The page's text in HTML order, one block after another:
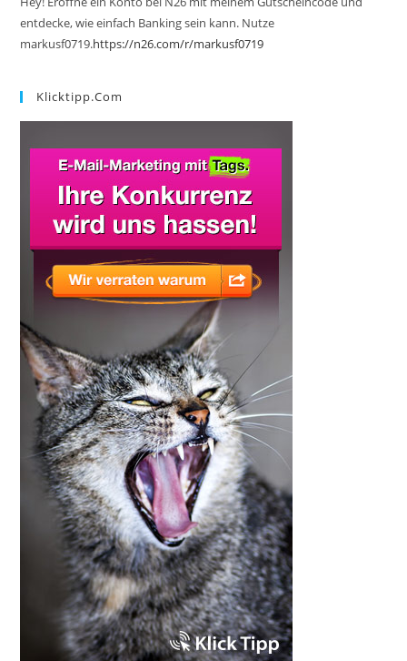
entdecke, wie einfach Banking sein kann. Nutze
markusf0719.https://n26.com/r/markusf0719
Klicktipp.com